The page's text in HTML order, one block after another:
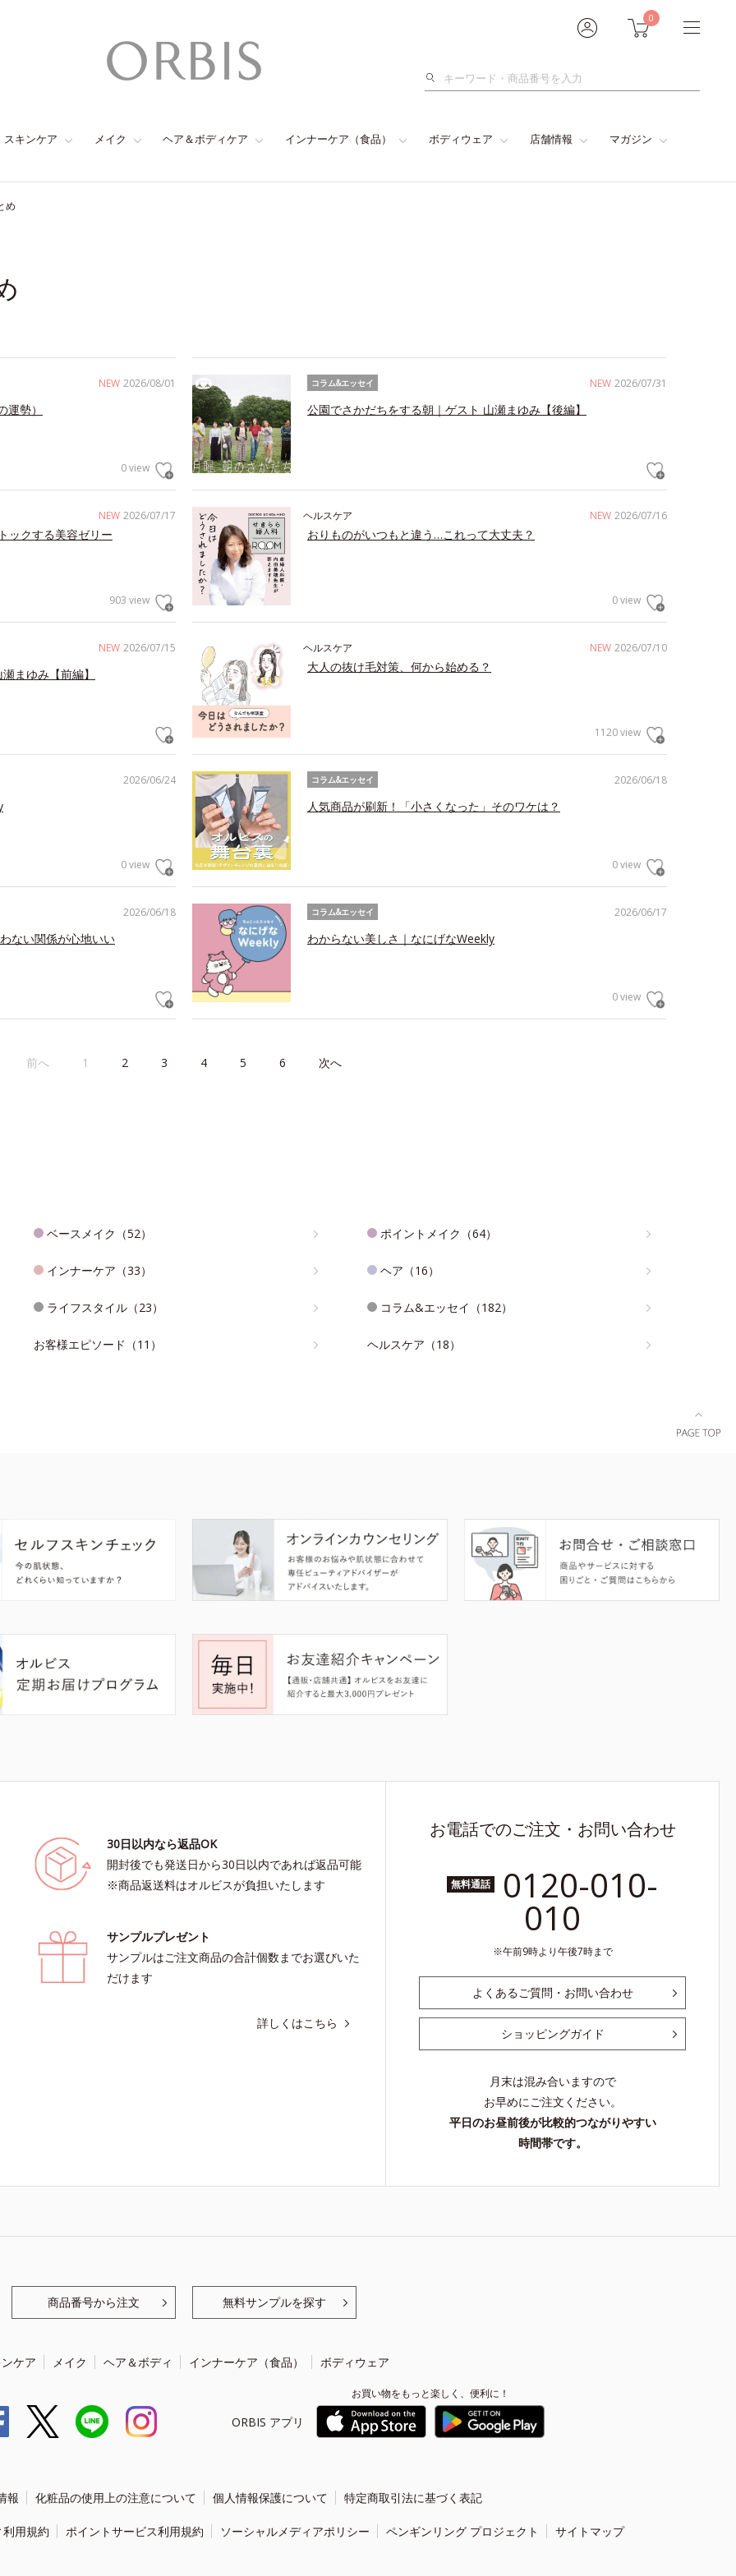
0
検
スキンケア メイク ヘア＆ボディケア インナーケア（食品） ボディウェア 店舗情報 マガジン
め
NEW 2026/08/01
勢）
0 view
NEW 2026/07/31
コラム&エッセイ
公園でさかだちをする朝｜ゲスト 山瀬まゆみ【後編】
NEW 2026/07/17
ックする美容ゼリー
903 view
NEW 2026/07/16
ヘルスケア
おりものがいつもと違う…これって大丈夫？
0 view
NEW 2026/07/15
まゆみ【前編】
NEW 2026/07/10
ヘルスケア
大人の抜け毛対策、何から始める？
1120 view
2026/06/24
0 view
2026/06/18
コラム&エッセイ
人気商品が刷新！「小さくなった」そのワケは？
0 view
2026/06/18
ない関係が心地いい
2026/06/17
コラム&エッセイ
わからない美しさ｜なにげなWeekly
0 view
前へ 1 2 3 4 5 6 次へ
ベースメイク（52） ポイントメイク（64）
インナーケア（33） ヘア（16）
ライフスタイル（23） コラム&エッセイ（182）
お客様エピソード（11） ヘルスケア（18）
30日以内なら返品OK
開封後でも発送日から30日以内であれば返品可能
※商品返送料はオルビスが負担いたします
サンプルプレゼント
サンプルはご注文商品の合計個数までお選びいた
だけます
詳しくはこちら
お電話でのご注文・お問い合わせ
無料通話 0120-010-
010
午前9時より午後7時まで
よくあるご質問・お問い合わせ
ショッピングガイド
月末は混み合いますので
お早めにご注文ください。
平日のお昼前後が比較的つながりやすい
時間帯です。
商品番号から注文 無料サンプルを探す
ケア メイク ヘア＆ボディ インナーケア（食品） ボディウェア
ORBIS アプリ
お買い物をもっと楽しく、便利に！
報 化粧品の使用上の注意について 個人情報保護について 特定商取引法に基づく表記
用規約 ポイントサービス利用規約 ソーシャルメディアポリシー ペンギンリング プロジェクト サイトマップ